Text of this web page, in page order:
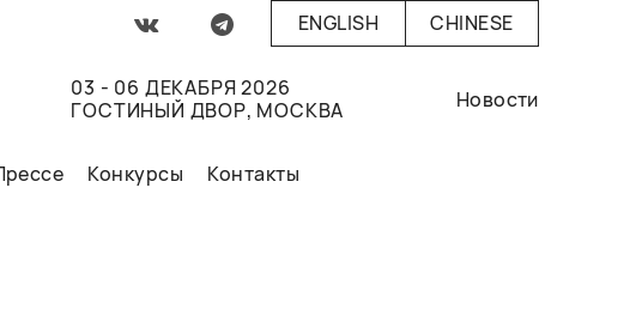
ENGLISH CHINESE
03 - 06 ДЕКАБРЯ 2026
ГОСТИНЫЙ ДВОР, МОСКВА
Новости
Конкурсы Контакты